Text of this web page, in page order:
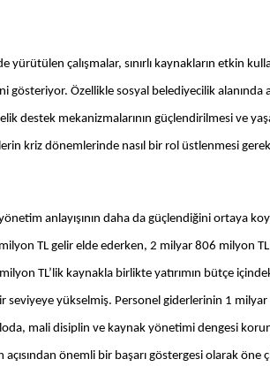
yürütülen çalışmalar, sınırlı kaynakların etkin
gösteriyor. Özellikle sosyal belediyecilik alanında
destek mekanizmalarının güçlendirilmesi ve
kriz dönemlerinde nasıl bir rol üstlenmesi
anlayışının daha da güçlendiğini ortaya
TL gelir elde ederken, 2 milyar 806 milyon
TL’lik kaynakla birlikte yatırımın bütçe
seviyeye yükselmiş. Personel giderlerinin 1
mali disiplin ve kaynak yönetimi dengesi
önemli bir başarı göstergesi olarak öne